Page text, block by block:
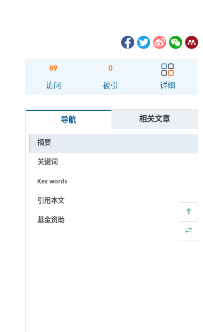
89
访问
0
被引 详细
导航 相关文章
摘要
关键词
Key words
引用本文
基金资助